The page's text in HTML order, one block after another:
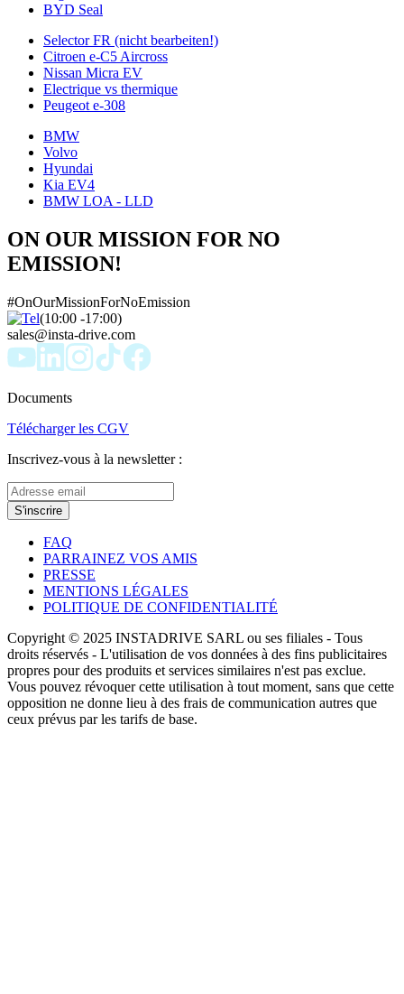
BYD Seal
Selector FR (nicht bearbeiten!)
Citroen e-C5 Aircross
Nissan Micra EV
Electrique vs thermique
Peugeot e-308
BMW
Volvo
Hyundai
Kia EV4
BMW LOA - LLD
ON OUR MISSION FOR NO
EMISSION!
#OnOurMissionForNoEmission
(10:00 -17:00)
sales@insta-drive.com
Documents
Télécharger les CGV
Inscrivez-vous à la newsletter :
S'inscrire
FAQ
PARRAINEZ VOS AMIS
PRESSE
MENTIONS LÉGALES
POLITIQUE DE CONFIDENTIALITÉ
Copyright © 2025 INSTADRIVE SARL ou ses filiales - Tous
droits réservés - L'utilisation de vos données à des fins publicitaires
propres pour des produits et services similaires n'est pas exclue.
Vous pouvez révoquer cette utilisation à tout moment, sans que cette
opposition ne donne lieu à des frais de communication autres que
ceux prévus par les tarifs de base.